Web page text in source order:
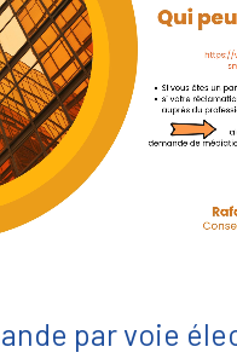
par voie